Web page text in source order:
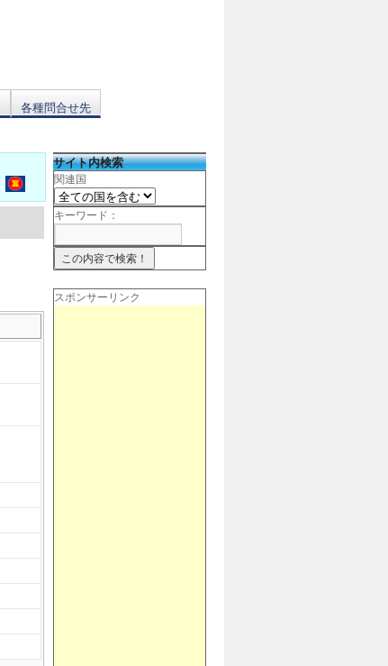
各種問合せ先
サイト内検索
関連国
キーワード：
スポンサーリンク